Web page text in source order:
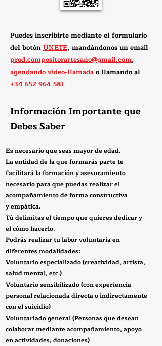
Puedes inscribirte mediante el formulario
del botónÚNETE, mandándonosun email
prod.compositorartesano@gmail.com,
agendando video-llamadaollamandoal
+34 652 964 581
Información Importante que
Debes Saber
Es necesario que seas mayor de edad.
La entidad de la que formarás parte te
facilitará la formación y asesoramiento
necesario para que puedas realizar el
acompañamiento de forma constructiva
yempática.
​Tú delimitas el tiempo que quieres dedicar y
el cómo hacerlo.
Podrás realizar tu labor voluntaria en
diferentes modalidades:
Voluntarioespecializado(creatividad, artista,
salud mental, etc.)
Voluntario sensibilizado (con experiencia
personal relacionada directa o indirectamente
con el suicidio)
Voluntariado general (Personas que desean
colaborar mediante acompañamiento, apoyo
en actividades, donaciones)